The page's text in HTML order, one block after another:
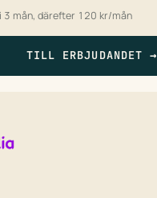
3 mån, därefter 120 kr/mån
TILL ERBJUDANDET→